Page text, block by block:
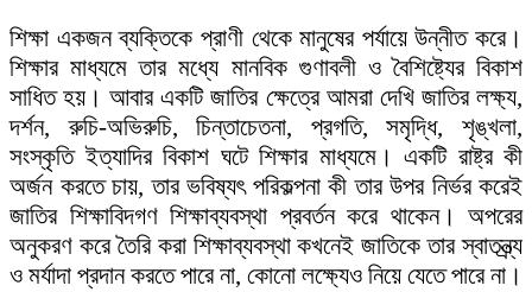
শিক্ষা একজন ব্যক্তিকে প্রাণী থেকে মানুষের পর্যায়ে উন্নীত করে।
শিক্ষার মাধ্যমে তার মধ্যে মানবিক গুণাবলী ও বৈশিষ্ট্যের বিকাশ
সাধিত হয়। আবার একটি জাতির ক্ষেত্রে আমরা দেখি জাতির লক্ষ্য,
দর্শন, রুচি-অভিরুচি, চিন্তাচেতনা, প্রগতি, সমৃদ্ধি, শৃঙ্খলা,
সংস্কৃতি ইত্যাদির বিকাশ ঘটে শিক্ষার মাধ্যমে। একটি রাষ্ট্র কী
অর্জন করতে চায়, তার ভবিষ্যৎ পরিকল্পনা কী তার উপর নির্ভর করেই
জাতির শিক্ষাবিদগণ শিক্ষাব্যবস্থা প্রবর্তন করে থাকেন। অপরের
অনুকরণ করে তৈরি করা শিক্ষাব্যবস্থা কখনেই জাতিকে তার স্বাতন্ত্র্য
ও মর্যাদা প্রদান করতে পারে না, কোনো লক্ষ্যেও নিয়ে যেতে পারে না।